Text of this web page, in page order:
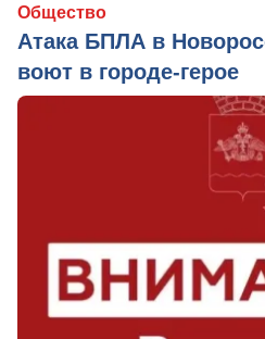
Общество
Атака БПЛА в
воют в городе-герое